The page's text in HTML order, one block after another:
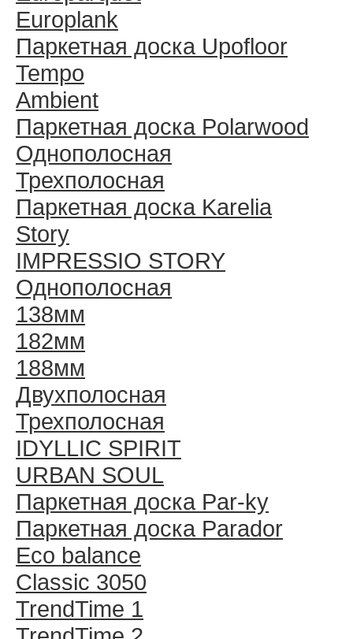
Europlank
Паркетная доска Upofloor
Tempo
Ambient
Паркетная доска Polarwood
Однополосная
Трехполосная
Паркетная доска Karelia
Story
IMPRESSIO STORY
Однополосная
138мм
182мм
188мм
Двухполосная
Трехполосная
IDYLLIC SPIRIT
URBAN SOUL
Паркетная доска Par-ky
Паркетная доска Parador
Eco balance
Classic 3050
TrendTime 1